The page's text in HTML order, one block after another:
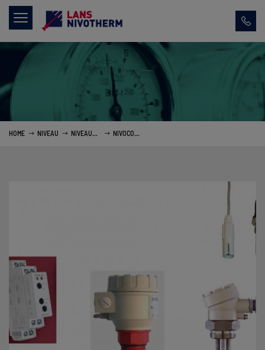
HOME NIVEAU NIVEAUSCHAKELAARS VLOEISTOFFEN NIVOCONT GELEIDBAARHEID